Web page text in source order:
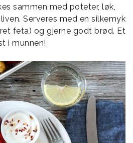
sammen med poteter, løk,
Serveres med en silkemyk
feta) og gjerne godt brød. Et
i munnen!